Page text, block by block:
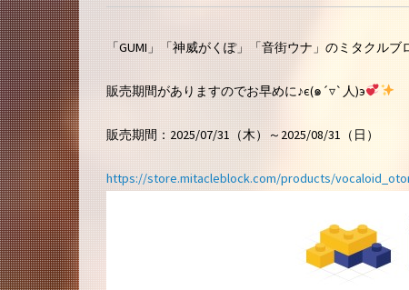
「GUMI」「神威がくぽ」「音街ウナ」のミタクル
販売期間がありますのでお早めに♪є(๑´▿`人)э
販売期間：2025/07/31（木）～2025/08/31（日）
https://store.mitacleblock.com/products/